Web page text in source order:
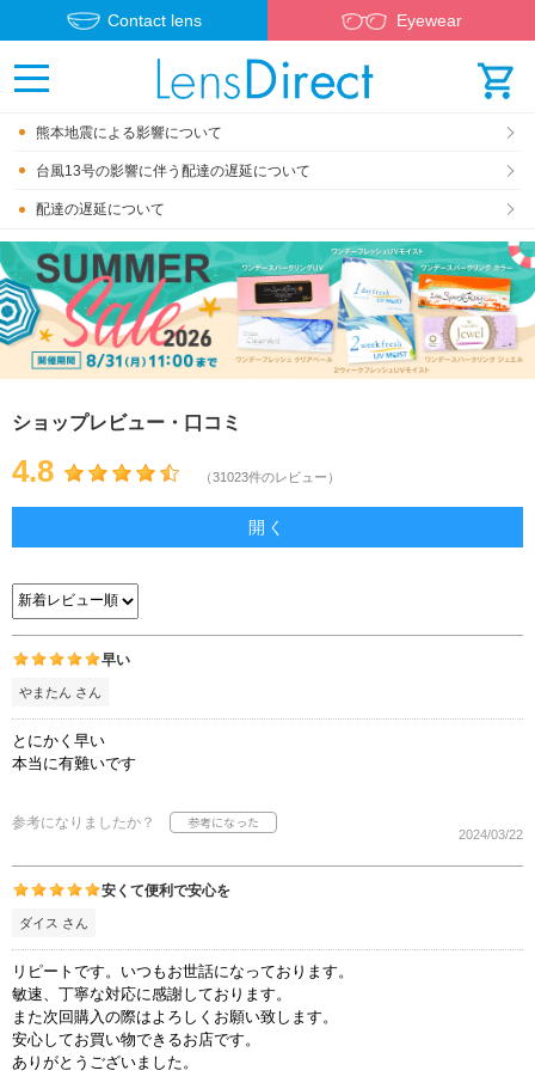
Contact lens Eyewear
熊本地震による影響について
台風13号の影響に伴う配達の遅延について
配達の遅延について
ショップレビュー・口コミ
4.8 （31023件のレビュー）
開く
早い
やまたん さん
とにかく早い
本当に有難いです
参考になりましたか？
2024/03/22
安くて便利で安心を
ダイス さん
リピートです。いつもお世話になっております。
敏速、丁寧な対応に感謝しております。
また次回購入の際はよろしくお願い致します。
安心してお買い物できるお店です。
ありがとうございました。